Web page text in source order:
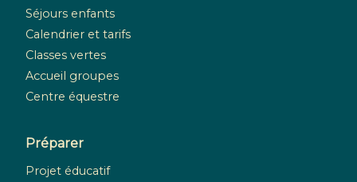
Séjours enfants
Calendrier et tarifs
Classes vertes
Accueil groupes
Centre équestre
Préparer
Projet éducatif